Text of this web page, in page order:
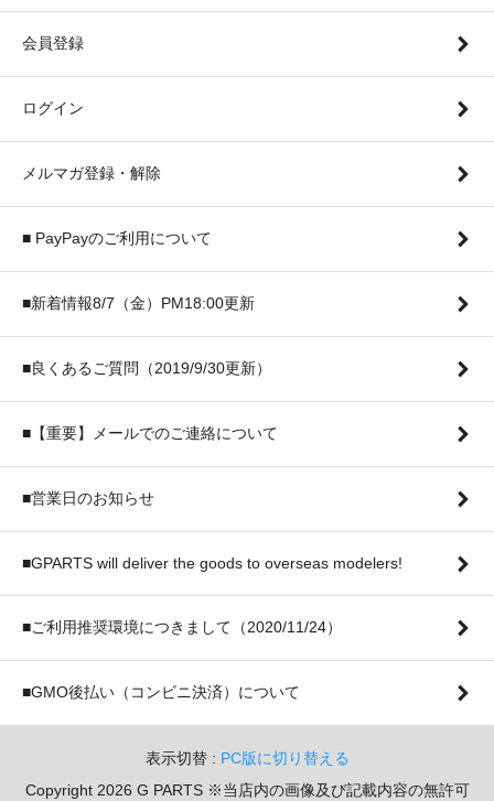
会員登録
ログイン
メルマガ登録・解除
■ PayPayのご利用について
■新着情報8/7（金）PM18:00更新
■良くあるご質問（2019/9/30更新）
■【重要】メールでのご連絡について
■営業日のお知らせ
■GPARTS will deliver the goods to overseas modelers!
■ご利用推奨環境につきまして（2020/11/24）
■GMO後払い（コンビニ決済）について
表示切替 : PC版に切り替える
Copyright 2026 G PARTS ※当店内の画像及び記載内容の無許可